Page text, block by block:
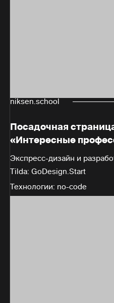
niksen.school
Посадочная
«Интересные
Экспресс-дизайн и
Tilda: GoDesign.Start
Технологии: no-code